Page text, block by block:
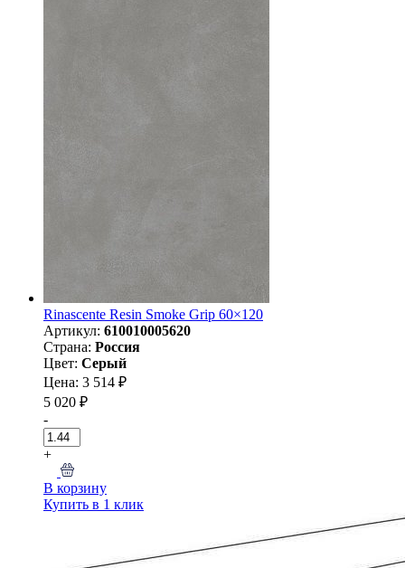
Rinascente Resin Smoke Grip 60×120
Артикул: 610010005620
Страна: Россия
Цвет: Серый
Цена: 3 514 ₽
5 020 ₽
-
+
В корзину
Купить в 1 клик